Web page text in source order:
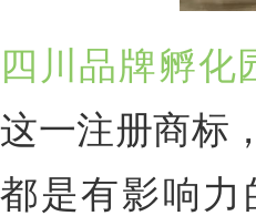
四川品牌孵化
这一注册商标
都是有影响力